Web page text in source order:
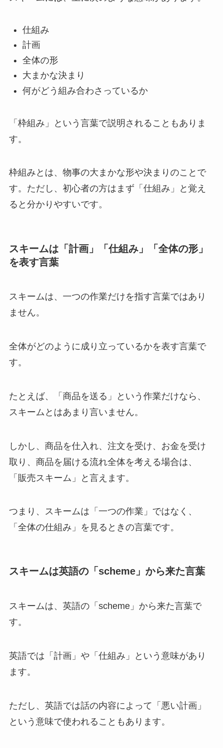
仕組み
計画
全体の形
大まかな決まり
何がどう組み合わさっているか
「枠組み」という言葉で説明されることもありま
す。
枠組みとは、物事の大まかな形や決まりのことで
す。ただし、初心者の方はまず「仕組み」と覚え
ると分かりやすいです。
スキームは「計画」「仕組み」「全体の形」
を表す言葉
スキームは、一つの作業だけを指す言葉ではあり
ません。
全体がどのように成り立っているかを表す言葉で
す。
たとえば、「商品を送る」という作業だけなら、
スキームとはあまり言いません。
しかし、商品を仕入れ、注文を受け、お金を受け
取り、商品を届ける流れ全体を考える場合は、
「販売スキーム」と言えます。
つまり、スキームは「一つの作業」ではなく、
「全体の仕組み」を見るときの言葉です。
スキームは英語の「scheme」から来た言葉
スキームは、英語の「scheme」から来た言葉で
す。
英語では「計画」や「仕組み」という意味があり
ます。
ただし、英語では話の内容によって「悪い計画」
という意味で使われることもあります。